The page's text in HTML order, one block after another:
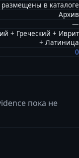
в каталоге
Архив
—
+ Греческий + Иврит
+ Латиница
0
пока не